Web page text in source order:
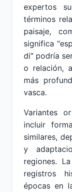
expertos
términos
paisaje,
significa
di" podría
o relación,
más
vasca.
Variantes
incluir
similares,
y
regiones.
registros
épocas en